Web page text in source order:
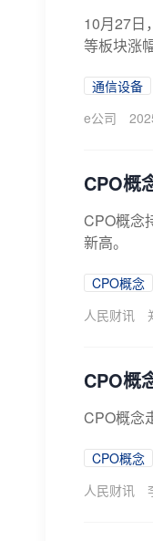
10月27日
等板块涨
通信设备
e公司
CPO概
CPO概念
新高。
CPO概念
人民财讯
CPO概
CPO概念
CPO概念
人民财讯